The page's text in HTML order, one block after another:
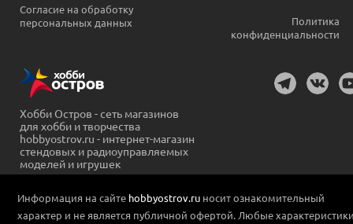
Согласие на обработку
персональных данных
Политика
конфиденциальности
Хобби Остров - сеть магазинов
для хобби и творчества
hobbyostrov.ru - интернет-магазин
стендовых и радиоуправляемых
моделей и игрушек
Информация на сайте hobbyostrov.ru носит ознакомительный
характер и не является публичной офертой. Любые